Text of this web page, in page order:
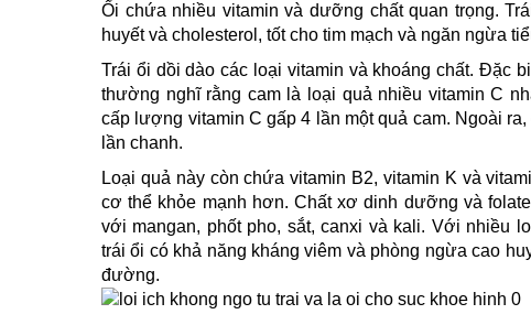
Ổi chứa nhiều vitamin và dưỡng chất quan trọng.
huyết và cholesterol, tốt cho tim mạch và ngăn ngừa
Trái ổi dồi dào các loại vitamin và khoáng chất. Đặc
thường nghĩ rằng cam là loại quả nhiều vitamin C
cấp lượng vitamin C gấp 4 lần một quả cam. Ngoài
lần chanh.
Loại quả này còn chứa vitamin B2, vitamin K và
cơ thể khỏe mạnh hơn. Chất xơ dinh dưỡng và
với mangan, phốt pho, sắt, canxi và kali. Với nhiều
trái ổi có khả năng kháng viêm và phòng ngừa cao
đường.